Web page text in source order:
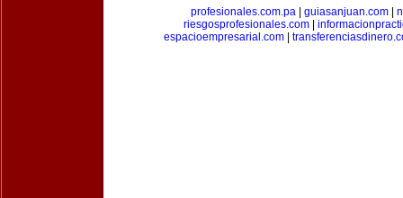
profesionales.com.pa
guiasanjuan.com
riesgosprofesionales.com
espacioempresarial.com